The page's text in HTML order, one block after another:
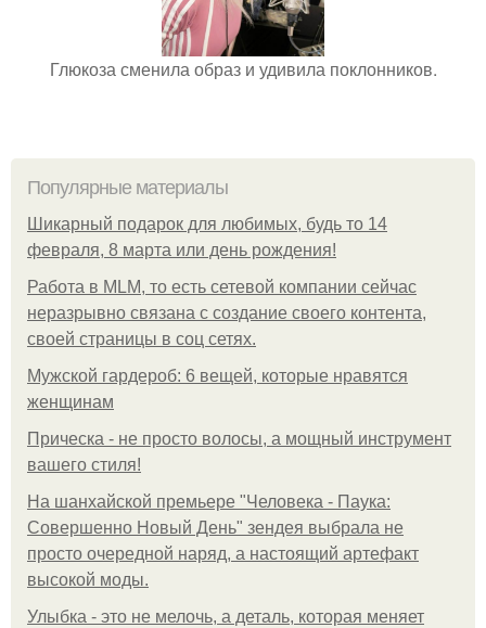
Глюкоза сменила образ и удивила поклонников.
Популярные материалы
Шикарный подарок для любимых, будь то 14
февраля, 8 марта или день рождения!
Работа в MLM, то есть сетевой компании сейчас
неразрывно связана с создание своего контента,
своей страницы в соц сетях.
Мужской гардероб: 6 вещей, которые нравятся
женщинам
Прическа - не просто волосы, а мощный инструмент
вашего стиля!
На шанхайской премьере "Человека - Паука:
Совершенно Новый День" зендея выбрала не
просто очередной наряд, а настоящий артефакт
высокой моды.
Улыбка - это не мелочь, а деталь, которая меняет